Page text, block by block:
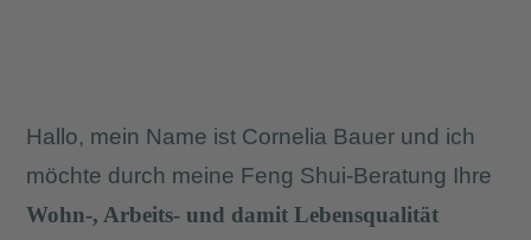
Hallo, mein Name ist Cornelia Bauer und ich
möchte durch meine Feng Shui-Beratung Ihre
Wohn-, Arbeits- und damit Lebensqualität